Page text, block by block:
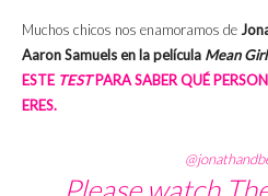
Muchos chicos nos enamoramos de
Aaron Samuels en la película Mean
ESTE TESTPARA SABER QUÉ
ERES.